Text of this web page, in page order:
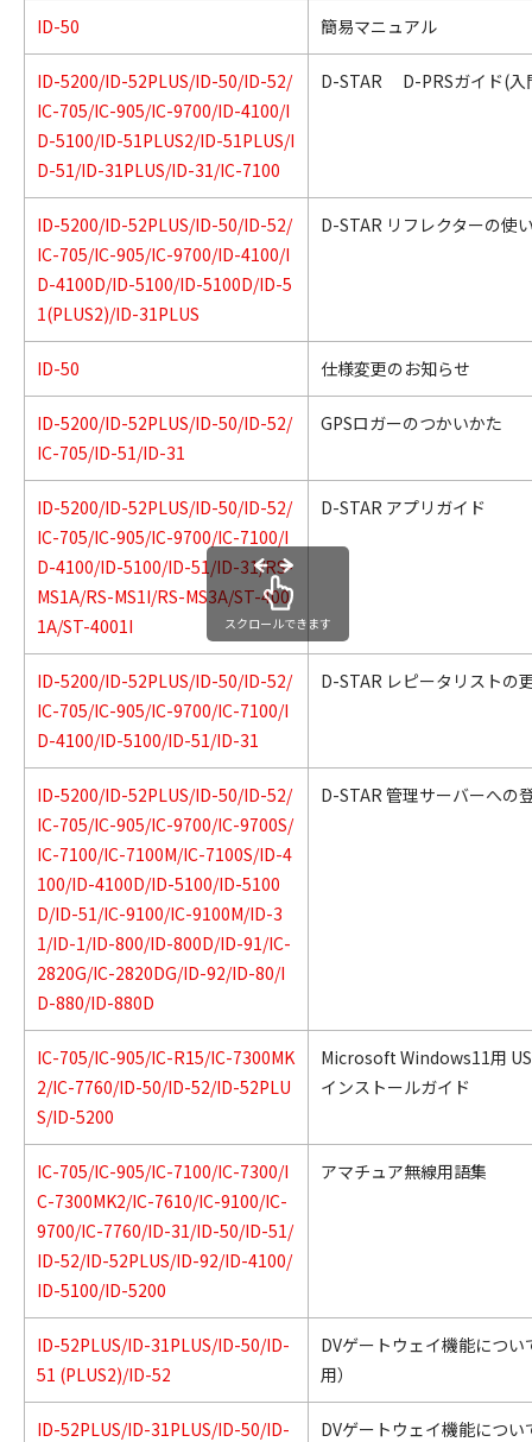
ID-50 簡易マニュアル
ID-5200/ID-52PLUS/ID-50/ID-52/
IC-705/IC-905/IC-9700/ID-4100/I
D-5100/ID-51PLUS2/ID-51PLUS/I
D-51/ID-31PLUS/ID-31/IC-7100
D-STAR D-PRSガイド(入
ID-5200/ID-52PLUS/ID-50/ID-52/
IC-705/IC-905/IC-9700/ID-4100/I
D-4100D/ID-5100/ID-5100D/ID-5
1(PLUS2)/ID-31PLUS
D-STAR リフレクターの使
ID-50 仕様変更のお知らせ
ID-5200/ID-52PLUS/ID-50/ID-52/
IC-705/ID-51/ID-31
GPSロガーのつかいかた
ID-5200/ID-52PLUS/ID-50/ID-52/
IC-705/IC-905/IC-9700/IC-7100/I
D-4100/ID-5100/ID-51/ID-31/RS-
MS1A/RS-MS1I/RS-MS3A/ST-400
1A/ST-4001I
D-STAR アプリガイド
ID-5200/ID-52PLUS/ID-50/ID-52/
IC-705/IC-905/IC-9700/IC-7100/I
D-4100/ID-5100/ID-51/ID-31
D-STAR レピータリストの
ID-5200/ID-52PLUS/ID-50/ID-52/
IC-705/IC-905/IC-9700/IC-9700S/
IC-7100/IC-7100M/IC-7100S/ID-4
100/ID-4100D/ID-5100/ID-5100
D/ID-51/IC-9100/IC-9100M/ID-3
1/ID-1/ID-800/ID-800D/ID-91/IC-
2820G/IC-2820DG/ID-92/ID-80/I
D-880/ID-880D
D-STAR 管理サーバーへの
IC-705/IC-905/IC-R15/IC-7300MK
2/IC-7760/ID-50/ID-52/ID-52PLU
S/ID-5200
Microsoft Windows11用
インストールガイド
IC-705/IC-905/IC-7100/IC-7300/I
C-7300MK2/IC-7610/IC-9100/IC-
9700/IC-7760/ID-31/ID-50/ID-51/
ID-52/ID-52PLUS/ID-92/ID-4100/
ID-5100/ID-5200
アマチュア無線用語集
ID-52PLUS/ID-31PLUS/ID-50/ID-
51 (PLUS2)/ID-52
DVゲートウェイ機能につい
用）
ID-52PLUS/ID-31PLUS/ID-50/ID-
DVゲートウェイ機能につい
スクロールできます